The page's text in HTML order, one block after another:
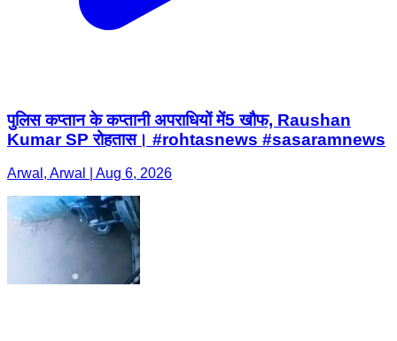
पुलिस कप्तान के कप्तानी अपराधियों में5 खौफ, Raushan
Kumar SP रोहतास। #rohtasnews #sasaramnews
Arwal, Arwal | Aug 6, 2026